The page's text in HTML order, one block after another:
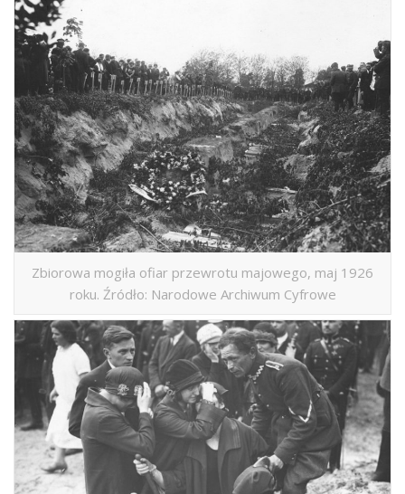
Zbiorowa mogiła ofiar przewrotu majowego, maj 1926
roku. Źródło: Narodowe Archiwum Cyfrowe